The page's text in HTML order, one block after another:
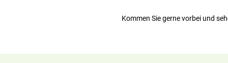
Kommen Sie gerne vorbei und